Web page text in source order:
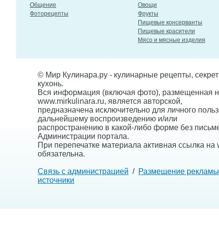
Общение
Фоторецепты
Овощи
Фрукты
Пищевые консерванты
Пищевые красители
Мясо и мясные изделия
© Мир Кулинара.ру - кулинарные рецепты,
кухонь.
Вся информация (включая фото), размещенная
www.mirkulinara.ru, является авторской,
предназначена исключительно для личного
дальнейшему воспроизведению и/или
распространению в какой-либо форме без
Администрации портала.
При перепечатке материала активная ссылка на
обязательна.
Связь с администрацией / Размещение рекламы
источники